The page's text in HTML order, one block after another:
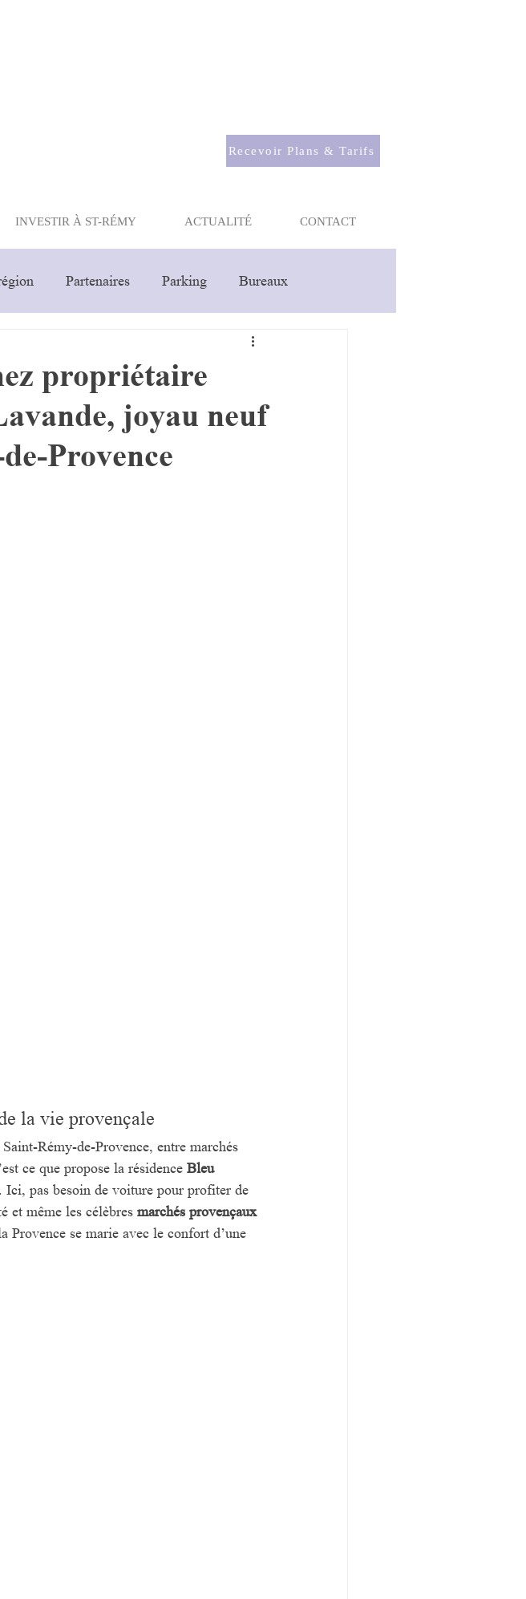
Recevoir Plans & Tarifs
INVESTIR À ST-RÉMY ACTUALITÉ CONTACT
Partenaires Parking Bureaux
propriétaire
joyau neuf
Provence
la vie provençale
Rémy-de-Provence, entre marchés
ce que propose la résidence Bleu
Ici, pas besoin de voiture pour profiter de
et même les célèbres marchés provençaux
Provence se marie avec le confort d’une